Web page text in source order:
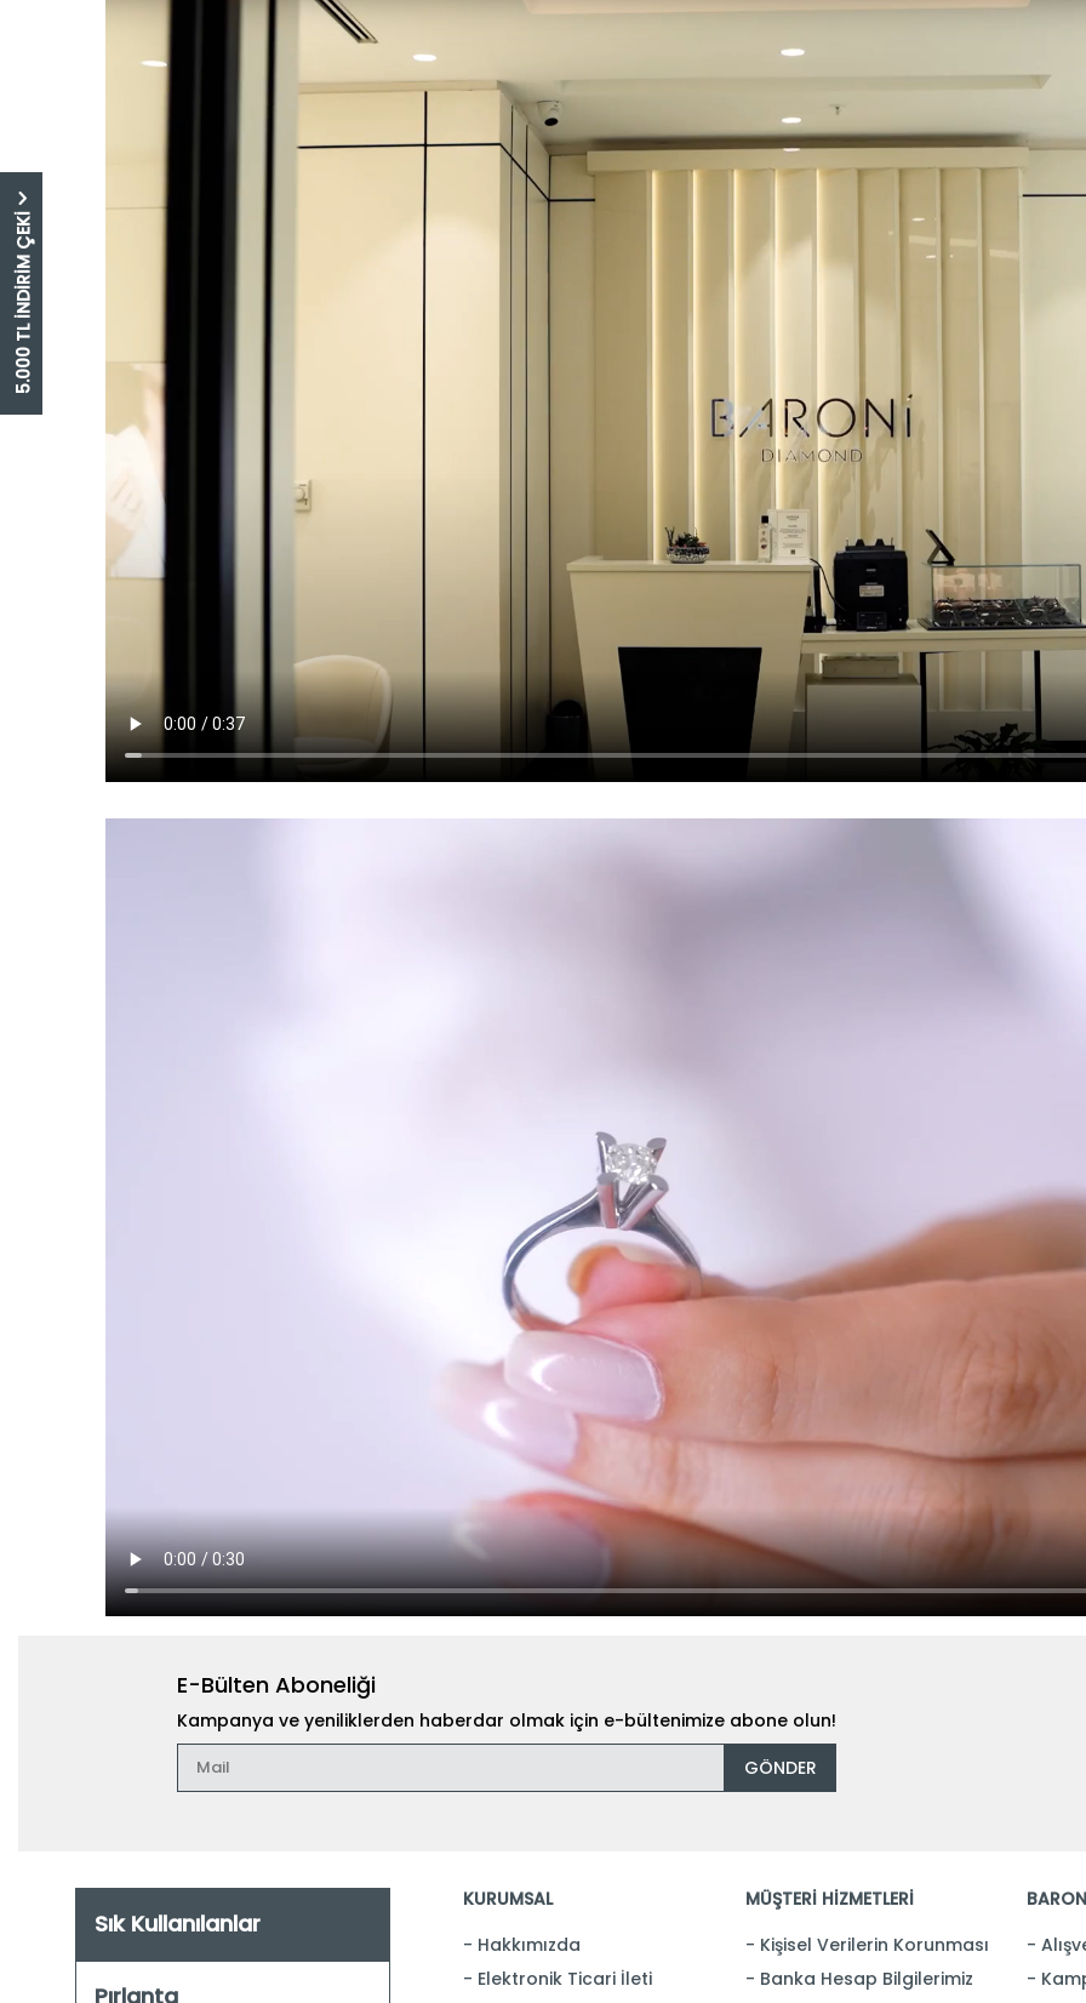
5.000 TL İNDİRİM ÇEKİ
E-Bülten Aboneliği
Kampanya ve yeniliklerden haberdar olmak için e-bültenimize abone olun!
GÖNDER
Sık Kullanılanlar
Pırlanta
KURUMSAL
Hakkımızda
Elektronik Ticari İleti
MÜŞTERİ HİZMETLERİ
Kişisel Verilerin Korunması
Banka Hesap Bilgilerimiz